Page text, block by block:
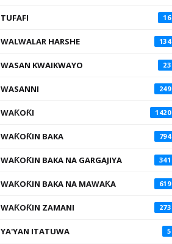
TUFAFI 16
WALWALAR HARSHE 134
WASAN KWAIKWAYO 23
WASANNI 249
WAƘOƘI 1420
WAƘOƘIN BAKA 794
WAƘOƘIN BAKA NA GARGAJIYA 341
WAƘOƘIN BAKA NA MAWAƘA 619
WAƘOƘIN ZAMANI 273
YA'YAN ITATUWA 5